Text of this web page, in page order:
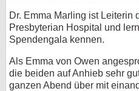
Dr. Emma Marling ist Leiterin
Presbyterian Hospital und
Spendengala kennen.
Als Emma von Owen
die beiden auf Anhieb sehr
ganzen Abend über mit